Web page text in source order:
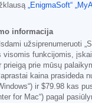
„EnigmaSoft“
informacija
užsiprenumeruoti
visomis funkcijomis,
prieigą prie mūsų
kaina prasideda
ir $79.98 kas
for Mac“) pagal